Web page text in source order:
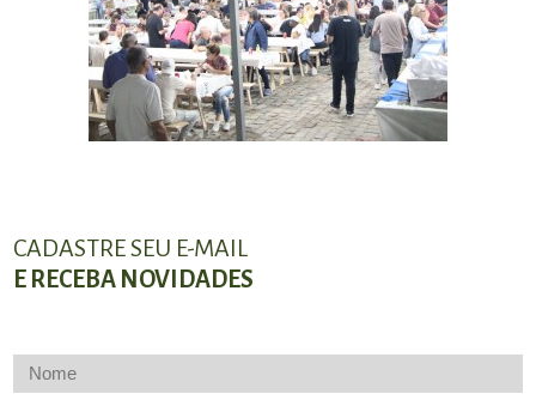
CADASTRE SEU E-MAIL
E RECEBA NOVIDADES